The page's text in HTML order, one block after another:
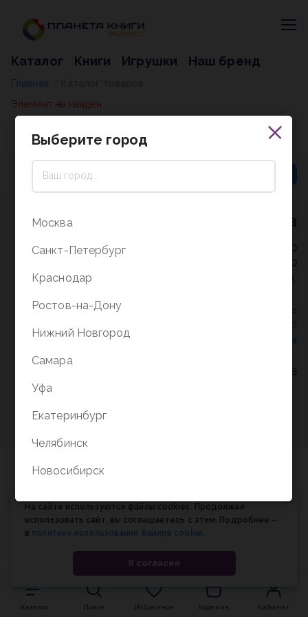
Каталог Книги Игрушки Наш бренд
Главная
Элемент не найден
8 (800) 5000-338
Режим работы - 9:30-20:00
в выходные и праздники - 10:00-19:00
без перерыва и выходных.
Политика конфиденциальности
СОГЛАСИЕ на
Соглашение об
использовании cookie-файлов
© Планета книги, 1998-2026
Каталог Поиск Избранное Корзина Кабинет
На сайте используются файлы cookies. Продолжая
использовать сайт, вы соглашаетесь с этим. Подробнее –
в политике использования файлов cookie.
Я согласен
Выберите город
Москва
Санкт-Петербург
Краснодар
Ростов-на-Дону
Нижний Новгород
Самара
Уфа
Екатеринбург
Челябинск
Новосибирск